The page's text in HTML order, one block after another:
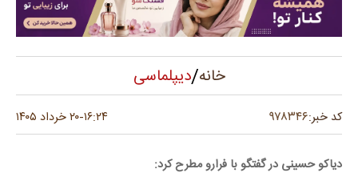
خانه/دیپلماسی
کد خبر:۹۷۸۳۴۶ ۱۶:۲۴-۲۰ خرداد ۱۴۰۵
دیاکو حسینی در گفتگو با فرارو مطرح کرد: